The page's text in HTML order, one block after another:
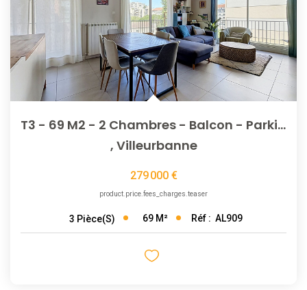
T3 - 69 M2 - 2 Chambres - Balcon - Parking Et Cave
, Villeurbanne
279 000 €
product.price.fees_charges.teaser
3 Pièce(s) 69 M² Réf : AL909